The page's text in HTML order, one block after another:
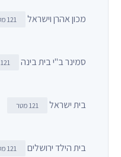
מכון אהרן וישראל 121 מטר
סמינר ב"י בית בינה 121 מטר
בית ישראל 121 מטר
בית הילד ירושלים 121 מטר